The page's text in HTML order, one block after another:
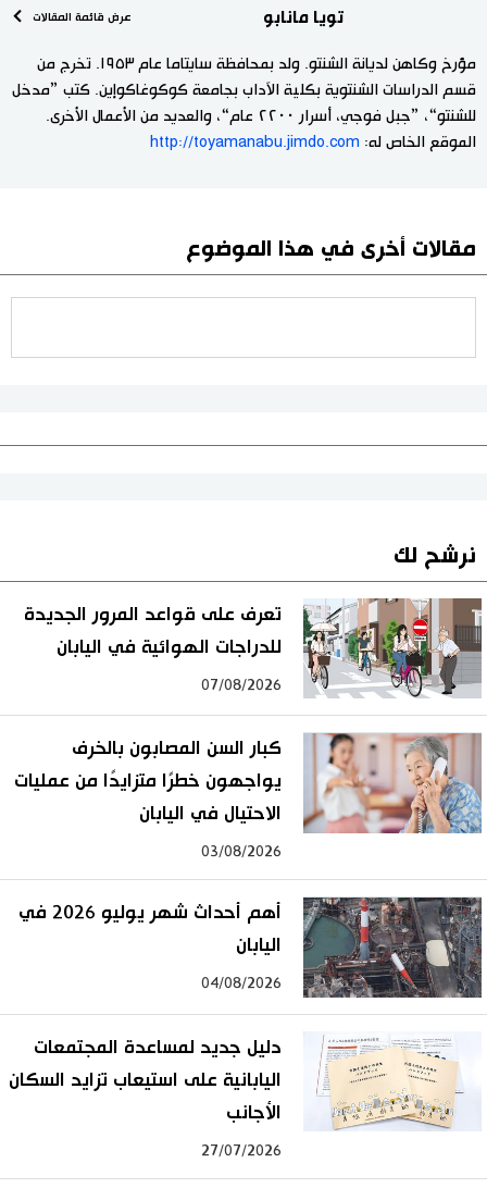
تويا مانابو عرض قائمة المقالات
مؤرخ وكاهن لديانة الشنتو. ولد بمحافظة سايتاما عام ١٩٥٣. تخرج من
قسم الدراسات الشنتوية بكلية الآداب بجامعة كوكوغاكوإين. كتب ”مدخل
للشنتو“، ”جبل فوجي، أسرار ٢٢٠٠ عام“، والعديد من الأعمال الأخرى.
الموقع الخاص له: http://toyamanabu.jimdo.com
مقالات أخرى في هذا الموضوع
نرشح لك
تعرف على قواعد المرور الجديدة
للدراجات الهوائية في اليابان
07/08/2026
كبار السن المصابون بالخرف
يواجهون خطرًا متزايدًا من عمليات
الاحتيال في اليابان
03/08/2026
أهم أحداث شهر يوليو 2026 في
اليابان
04/08/2026
دليل جديد لمساعدة المجتمعات
اليابانية على استيعاب تزايد السكان
الأجانب
27/07/2026